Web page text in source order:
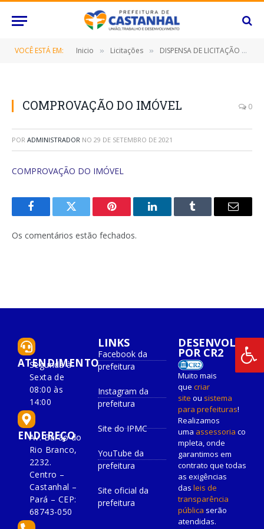
VOCÊ ESTÁ EM: Inicio » Licitações » DISPENSA DE LICITAÇÃO Nº 028/2021/FMAS (LOCAÇÃO DE IMÓVEL DESTINADO A ATENDER AS NECESSIDADES DA SECRETARIA MUNICIPAL DE ASSISTÊNCIA SOCIAL)
COMPROVAÇÃO DO IMÓVEL 0
POR ADMINISTRADOR NO 29 DE SETEMBRO DE 2021
COMPROVAÇÃO DO IMÓVEL
FacebookTwitter Pinterest O
Tumblr
E-
Os comentários estão fechados.
ATENDIMENTO
Segunda à
Sexta de
08:00 às
14:00
ENDEREÇO
Av. Barão do
Rio Branco,
2232.
Centro –
Castanhal –
Pará – CEP:
68743-050
LINKS
Facebook da
prefeitura
Instagram da
prefeitura
Site do IPMC
YouTube da
prefeitura
Site oficial da
prefeitura
DESENVOLVIDO
POR CR2
Muito mais
que criar
site ou sistema
para prefeituras!
Realizamos
uma assessoria co
mpleta, onde
garantimos em
contrato que todas
as exigências
das leis de
transparência
pública serão
atendidas.